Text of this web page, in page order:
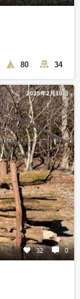
80 34
2025年2月10日
32 0